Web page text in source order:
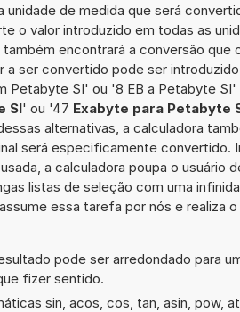
unidade de medida que será
o valor introduzido em todas as
encontrará a conversão que
a ser convertido pode ser
Petabyte SI' ou '8 EB a Petabyte SI'
SI' ou '47 Exabyte para Petabyte
alternativas, a calculadora
será especificamente convertido.
a calculadora poupa o usuário
listas de seleção com uma
essa tarefa por nós e realiza
pode ser arredondado para
fizer sentido.
sin, acos, cos, tan, asin, pow,